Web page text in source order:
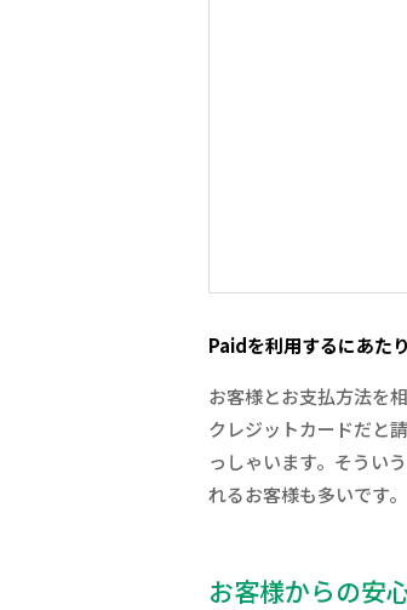
Paidを利用するにあた
お客様とお支払方法を
クレジットカードだと
っしゃいます。そうい
れるお客様も多いです。
お客様からの安